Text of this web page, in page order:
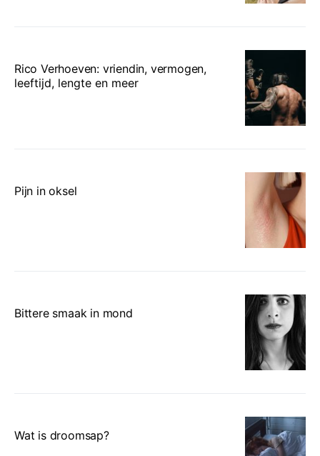
Rico Verhoeven: vriendin, vermogen,
leeftijd, lengte en meer
Pijn in oksel
Bittere smaak in mond
Wat is droomsap?